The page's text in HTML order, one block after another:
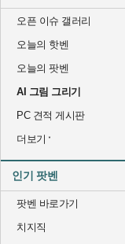
오픈 이슈 갤러리
오늘의 핫벤
오늘의 팟벤
AI 그림 그리기
PC 견적 게시판
더보기
인기 팟벤
팟벤 바로가기
치지직